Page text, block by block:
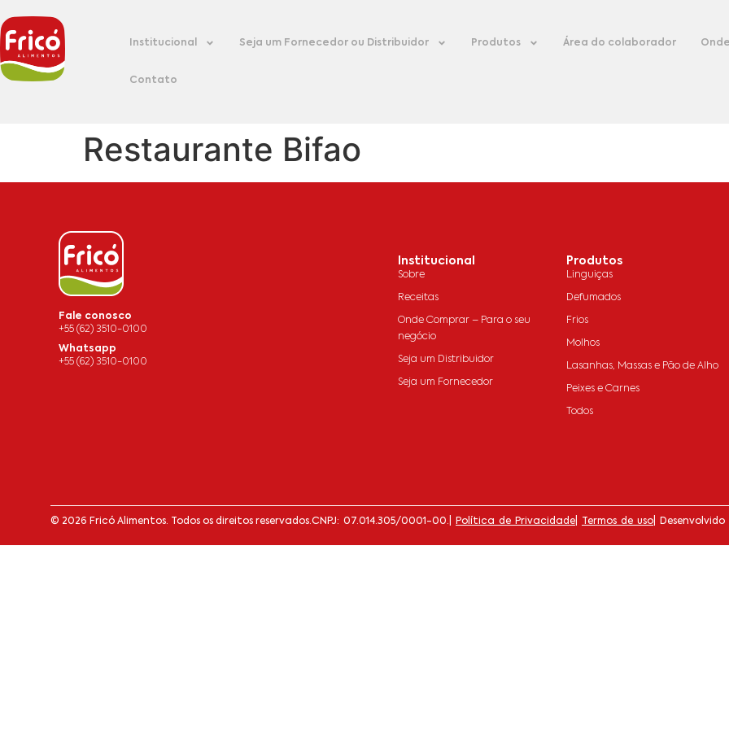
Institucional Seja um Fornecedor ou Distribuidor Produtos Área do colaborador
Contato
Restaurante Bifao
Fale conosco
+55 (62) 3510-0100
Whatsapp
+55 (62) 3510-0100
Institucional
Sobre
Receitas
Onde Comprar – Para o seu
negócio
Seja um Distribuidor
Seja um Fornecedor
Produtos
Linguiças
Defumados
Frios
Molhos
Lasanhas, Massas e Pão de Alho
Peixes e Carnes
Todos
© 2026 Fricó Alimentos. Todos os direitos reservados.CNPJ: 07.014.305/0001-00. Política de Privacidade Termos de uso |